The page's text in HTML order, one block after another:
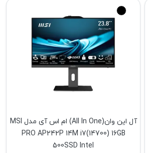
آل این وان(All In One) ام اس آی مدل MSI
PRO AP242P 14M i7(14700) 16GB
500SSD Intel